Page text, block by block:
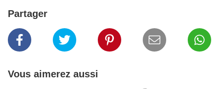
Partager
Vous aimerez aussi